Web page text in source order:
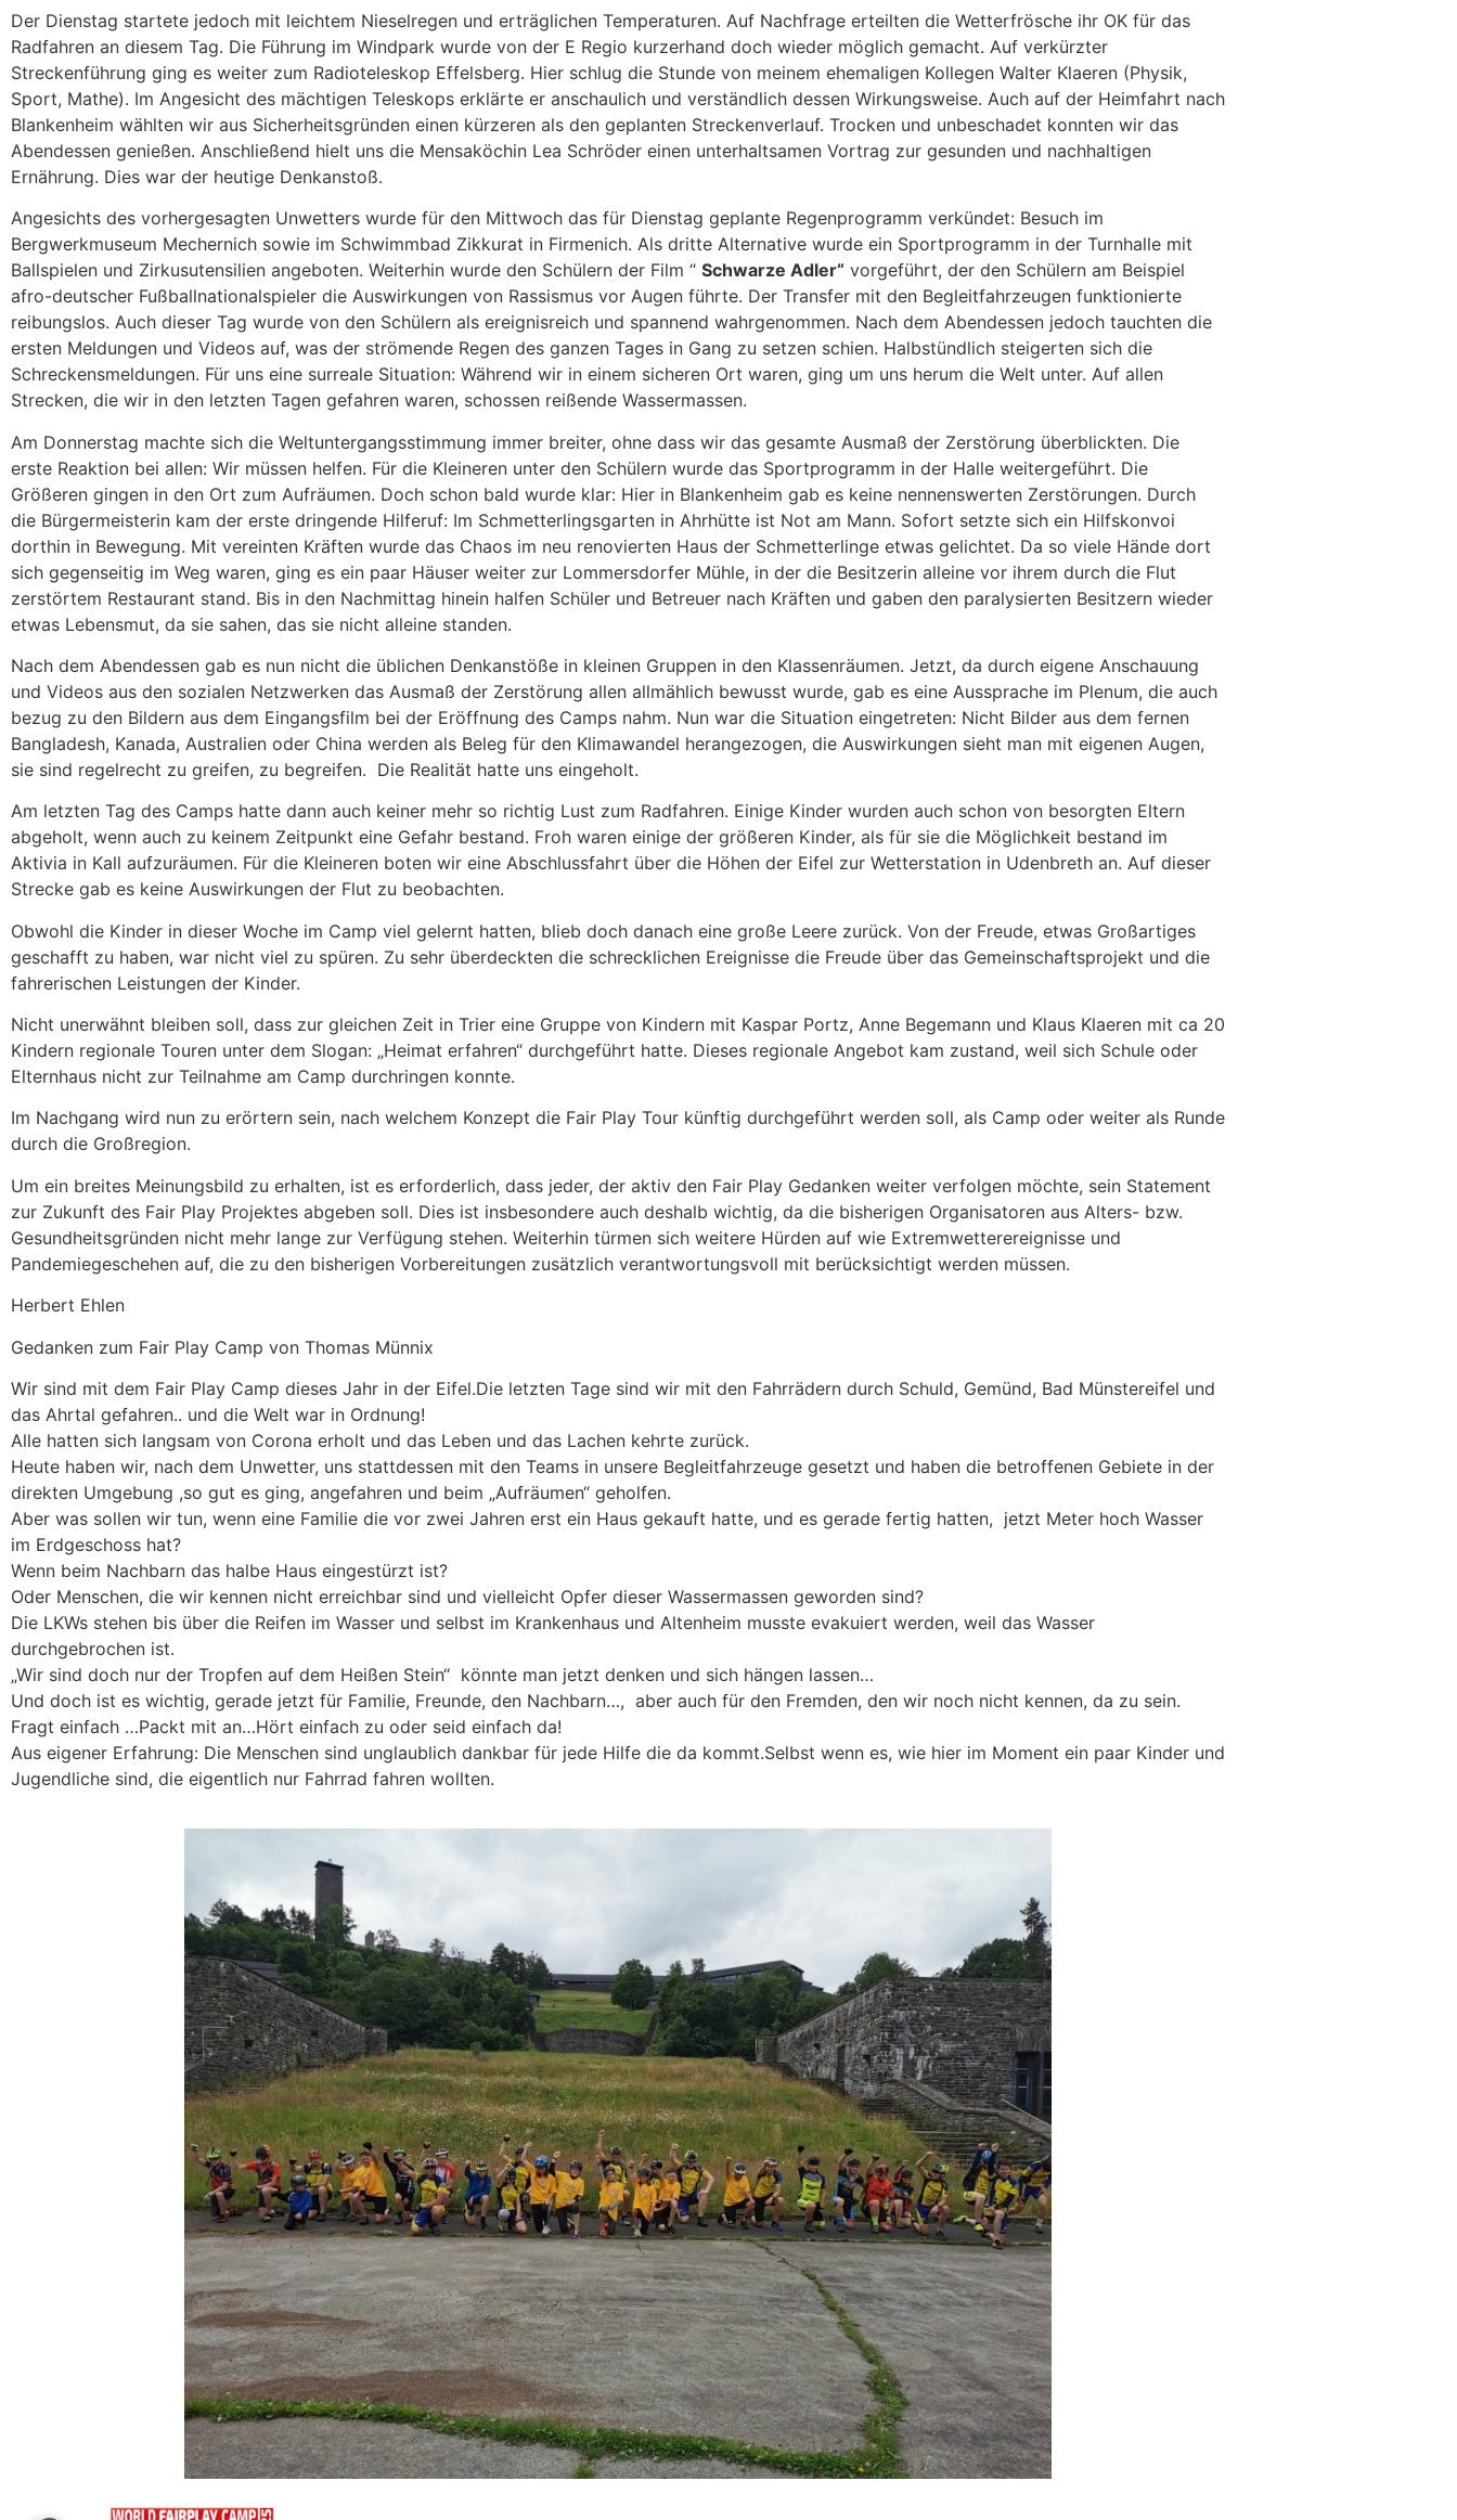
Der Dienstag startete jedoch mit leichtem Nieselregen und erträglichen Temperaturen. Auf Nachfrage erteilten die Wetterfrösche ihr OK für das
Radfahren an diesem Tag. Die Führung im Windpark wurde von der E Regio kurzerhand doch wieder möglich gemacht. Auf verkürzter
Streckenführung ging es weiter zum Radioteleskop Effelsberg. Hier schlug die Stunde von meinem ehemaligen Kollegen Walter Klaeren (Physik,
Sport, Mathe). Im Angesicht des mächtigen Teleskops erklärte er anschaulich und verständlich dessen Wirkungsweise. Auch auf der Heimfahrt nach
Blankenheim wählten wir aus Sicherheitsgründen einen kürzeren als den geplanten Streckenverlauf. Trocken und unbeschadet konnten wir das
Abendessen genießen. Anschließend hielt uns die Mensaköchin Lea Schröder einen unterhaltsamen Vortrag zur gesunden und nachhaltigen
Ernährung. Dies war der heutige Denkanstoß.
Angesichts des vorhergesagten Unwetters wurde für den Mittwoch das für Dienstag geplante Regenprogramm verkündet: Besuch im
Bergwerkmuseum Mechernich sowie im Schwimmbad Zikkurat in Firmenich. Als dritte Alternative wurde ein Sportprogramm in der Turnhalle mit
Ballspielen und Zirkusutensilien angeboten. Weiterhin wurde den Schülern der Film “ Schwarze Adler“ vorgeführt, der den Schülern am Beispiel
afro-deutscher Fußballnationalspieler die Auswirkungen von Rassismus vor Augen führte. Der Transfer mit den Begleitfahrzeugen funktionierte
reibungslos. Auch dieser Tag wurde von den Schülern als ereignisreich und spannend wahrgenommen. Nach dem Abendessen jedoch tauchten die
ersten Meldungen und Videos auf, was der strömende Regen des ganzen Tages in Gang zu setzen schien. Halbstündlich steigerten sich die
Schreckensmeldungen. Für uns eine surreale Situation: Während wir in einem sicheren Ort waren, ging um uns herum die Welt unter. Auf allen
Strecken, die wir in den letzten Tagen gefahren waren, schossen reißende Wassermassen.
Am Donnerstag machte sich die Weltuntergangsstimmung immer breiter, ohne dass wir das gesamte Ausmaß der Zerstörung überblickten. Die
erste Reaktion bei allen: Wir müssen helfen. Für die Kleineren unter den Schülern wurde das Sportprogramm in der Halle weitergeführt. Die
Größeren gingen in den Ort zum Aufräumen. Doch schon bald wurde klar: Hier in Blankenheim gab es keine nennenswerten Zerstörungen. Durch
die Bürgermeisterin kam der erste dringende Hilferuf: Im Schmetterlingsgarten in Ahrhütte ist Not am Mann. Sofort setzte sich ein Hilfskonvoi
dorthin in Bewegung. Mit vereinten Kräften wurde das Chaos im neu renovierten Haus der Schmetterlinge etwas gelichtet. Da so viele Hände dort
sich gegenseitig im Weg waren, ging es ein paar Häuser weiter zur Lommersdorfer Mühle, in der die Besitzerin alleine vor ihrem durch die Flut
zerstörtem Restaurant stand. Bis in den Nachmittag hinein halfen Schüler und Betreuer nach Kräften und gaben den paralysierten Besitzern wieder
etwas Lebensmut, da sie sahen, das sie nicht alleine standen.
Nach dem Abendessen gab es nun nicht die üblichen Denkanstöße in kleinen Gruppen in den Klassenräumen. Jetzt, da durch eigene Anschauung
und Videos aus den sozialen Netzwerken das Ausmaß der Zerstörung allen allmählich bewusst wurde, gab es eine Aussprache im Plenum, die auch
bezug zu den Bildern aus dem Eingangsfilm bei der Eröffnung des Camps nahm. Nun war die Situation eingetreten: Nicht Bilder aus dem fernen
Bangladesh, Kanada, Australien oder China werden als Beleg für den Klimawandel herangezogen, die Auswirkungen sieht man mit eigenen Augen,
sie sind regelrecht zu greifen, zu begreifen. Die Realität hatte uns eingeholt.
Am letzten Tag des Camps hatte dann auch keiner mehr so richtig Lust zum Radfahren. Einige Kinder wurden auch schon von besorgten Eltern
abgeholt, wenn auch zu keinem Zeitpunkt eine Gefahr bestand. Froh waren einige der größeren Kinder, als für sie die Möglichkeit bestand im
Aktivia in Kall aufzuräumen. Für die Kleineren boten wir eine Abschlussfahrt über die Höhen der Eifel zur Wetterstation in Udenbreth an. Auf dieser
Strecke gab es keine Auswirkungen der Flut zu beobachten.
Obwohl die Kinder in dieser Woche im Camp viel gelernt hatten, blieb doch danach eine große Leere zurück. Von der Freude, etwas Großartiges
geschafft zu haben, war nicht viel zu spüren. Zu sehr überdeckten die schrecklichen Ereignisse die Freude über das Gemeinschaftsprojekt und die
fahrerischen Leistungen der Kinder.
Nicht unerwähnt bleiben soll, dass zur gleichen Zeit in Trier eine Gruppe von Kindern mit Kaspar Portz, Anne Begemann und Klaus Klaeren mit ca 20
Kindern regionale Touren unter dem Slogan: „Heimat erfahren“ durchgeführt hatte. Dieses regionale Angebot kam zustand, weil sich Schule oder
Elternhaus nicht zur Teilnahme am Camp durchringen konnte.
Im Nachgang wird nun zu erörtern sein, nach welchem Konzept die Fair Play Tour künftig durchgeführt werden soll, als Camp oder weiter als Runde
durch die Großregion.
Um ein breites Meinungsbild zu erhalten, ist es erforderlich, dass jeder, der aktiv den Fair Play Gedanken weiter verfolgen möchte, sein Statement
zur Zukunft des Fair Play Projektes abgeben soll. Dies ist insbesondere auch deshalb wichtig, da die bisherigen Organisatoren aus Alters- bzw.
Gesundheitsgründen nicht mehr lange zur Verfügung stehen. Weiterhin türmen sich weitere Hürden auf wie Extremwetterereignisse und
Pandemiegeschehen auf, die zu den bisherigen Vorbereitungen zusätzlich verantwortungsvoll mit berücksichtigt werden müssen.
Herbert Ehlen
Gedanken zum Fair Play Camp von Thomas Münnix
Wir sind mit dem Fair Play Camp dieses Jahr in der Eifel.Die letzten Tage sind wir mit den Fahrrädern durch Schuld, Gemünd, Bad Münstereifel und
das Ahrtal gefahren.. und die Welt war in Ordnung!
Alle hatten sich langsam von Corona erholt und das Leben und das Lachen kehrte zurück.
Heute haben wir, nach dem Unwetter, uns stattdessen mit den Teams in unsere Begleitfahrzeuge gesetzt und haben die betroffenen Gebiete in der
direkten Umgebung ,so gut es ging, angefahren und beim „Aufräumen“ geholfen.
Aber was sollen wir tun, wenn eine Familie die vor zwei Jahren erst ein Haus gekauft hatte, und es gerade fertig hatten, jetzt Meter hoch Wasser
im Erdgeschoss hat?
Wenn beim Nachbarn das halbe Haus eingestürzt ist?
Oder Menschen, die wir kennen nicht erreichbar sind und vielleicht Opfer dieser Wassermassen geworden sind?
Die LKWs stehen bis über die Reifen im Wasser und selbst im Krankenhaus und Altenheim musste evakuiert werden, weil das Wasser
durchgebrochen ist.
„Wir sind doch nur der Tropfen auf dem Heißen Stein“ könnte man jetzt denken und sich hängen lassen…
Und doch ist es wichtig, gerade jetzt für Familie, Freunde, den Nachbarn…, aber auch für den Fremden, den wir noch nicht kennen, da zu sein.
Fragt einfach …Packt mit an…Hört einfach zu oder seid einfach da!
Aus eigener Erfahrung: Die Menschen sind unglaublich dankbar für jede Hilfe die da kommt.Selbst wenn es, wie hier im Moment ein paar Kinder und
Jugendliche sind, die eigentlich nur Fahrrad fahren wollten.